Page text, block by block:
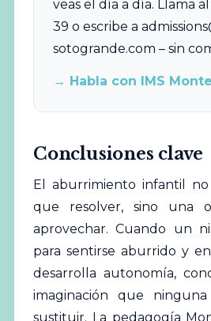
veas el día a día. Llama al
39 o escribe a
sotogrande.com – sin
→ Habla con IMS
Conclusiones clave
El aburrimiento infantil
que resolver, sino una
aprovechar. Cuando un
para sentirse aburrido y
desarrolla autonomía,
imaginación que
sustituir. La pedagogía